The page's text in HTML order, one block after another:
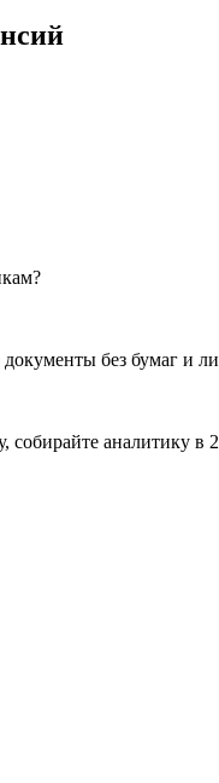
без бумаг и
собирайте аналитику в